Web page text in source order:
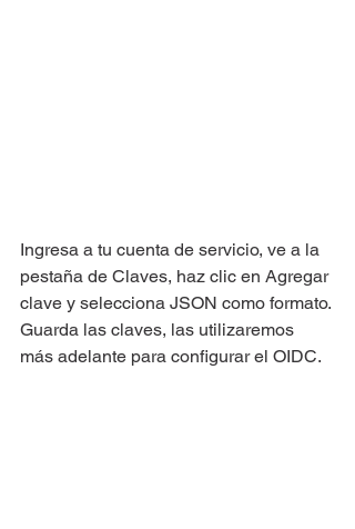
Ingresa a tu cuenta de servicio, ve a la
pestaña de Claves, haz clic en Agregar
clave y selecciona JSON como formato.
Guarda las claves, las utilizaremos
más adelante para configurar el OIDC.